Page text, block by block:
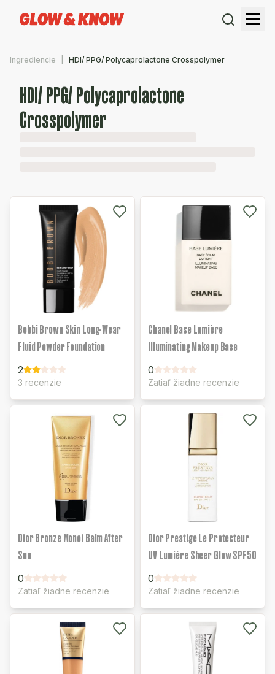
Ingrediencie HDI/ PPG/ Polycaprolactone Crosspolymer
HDI/ PPG/ Polycaprolactone
Crosspolymer
Bobbi Brown Skin Long-Wear
Fluid Powder Foundation
2
3 recenzie
Chanel Base Lumière
Illuminating Makeup Base
0
Zatiaľ žiadne recenzie
Dior Bronze Monoi Balm After
Sun
0
Zatiaľ žiadne recenzie
Dior Prestige Le Protecteur
UV Lumière Sheer Glow SPF50
0
Zatiaľ žiadne recenzie